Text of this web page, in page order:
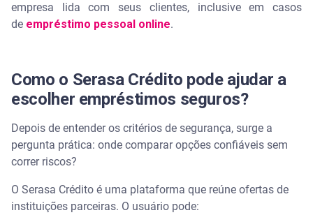
empresa lida com seus clientes, inclusive em casos
de empréstimo pessoal online.
Como o Serasa Crédito pode ajudar a
escolher empréstimos seguros?
Depois de entender os critérios de segurança, surge a
pergunta prática: onde comparar opções confiáveis sem
correr riscos?
O Serasa Crédito é uma plataforma que reúne ofertas de
instituições parceiras. O usuário pode: